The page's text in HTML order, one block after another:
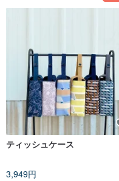
ティッシュケース
3,949円